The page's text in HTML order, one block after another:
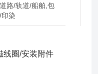
路/轨道/船舶,包
染
线圈/安装附件